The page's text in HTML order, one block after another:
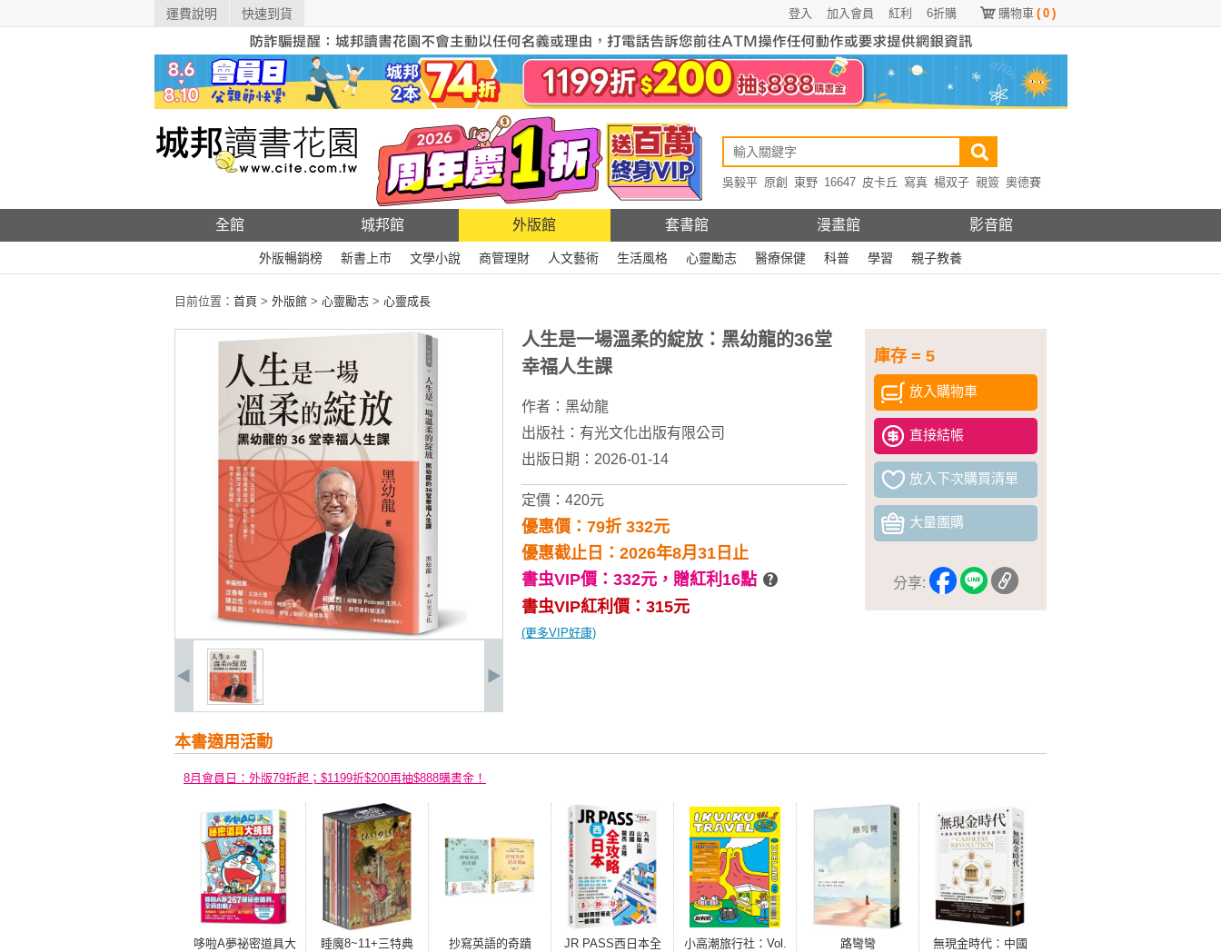
運費說明 快速到貨 購物車 ( 0 )
6折購
紅利
加入會員
登入
吳毅平 原創 東野 16647 皮卡丘 寫真 楊双子 親簽 奧德賽
全館 城邦館 外版館 套書館 漫畫館 影音館
外版暢銷榜 新書上市 文學小說 商管理財 人文藝術 生活風格 心靈勵志 醫療保健 科普 學習 親子教養
目前位置： 首頁 > 外版館 > 心靈勵志 > 心靈成長
庫存 = 5
放入購物車
直接結帳
放入下次購買清單
大量團購
分享:
人生是一場溫柔的綻放：黑幼龍的36堂
幸福人生課
作者： 黑幼龍
出版社： 有光文化出版有限公司
出版日期：2026-01-14
定價：420元
優惠價：79折 332元
優惠截止日：2026年8月31日止
書虫VIP價：332元， 贈紅利16點
書虫VIP紅利價：315元
(更多VIP好康)
本書適用活動
8月會員日：外版79折起；$1199折$200再抽$888購書金！
哆啦A夢祕密道具大
睡魔8~11+三特典
抄寫英語的奇蹟
JR PASS西日本全
小高潮旅行社：Vol.
路彎彎
無現金時代：中國